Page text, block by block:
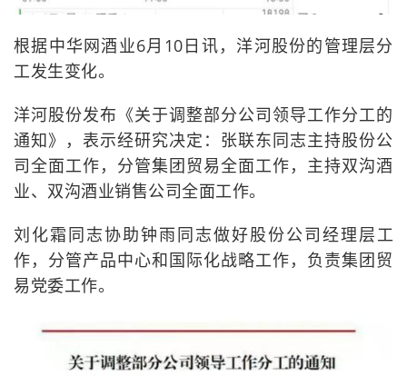
根据中华网酒业6月10日讯，洋河股份的管理层分
工发生变化。
洋河股份发布《关于调整部分公司领导工作分工的
通知》，表示经研究决定：张联东同志主持股份公
司全面工作，分管集团贸易全面工作，主持双沟酒
业、双沟酒业销售公司全面工作。
刘化霜同志协助钟雨同志做好股份公司经理层工
作，分管产品中心和国际化战略工作，负责集团贸
易党委工作。